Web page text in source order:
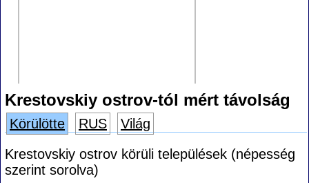
Krestovskiy ostrov-tól mért távolság
Körülötte RUS
Világ
Krestovskiy ostrov körüli települések (népesség
szerint sorolva)